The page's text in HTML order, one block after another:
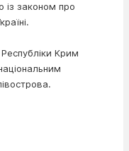
із законом про
Крим